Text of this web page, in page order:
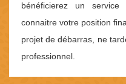
bénéficierez un
connaitre votre position
projet de débarras, ne
professionnel.